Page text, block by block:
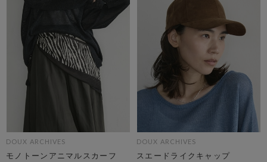
DOUX ARCHIVES
モノトーンアニマルスカーフ
DOUX ARCHIVES
スエードライクキャップ